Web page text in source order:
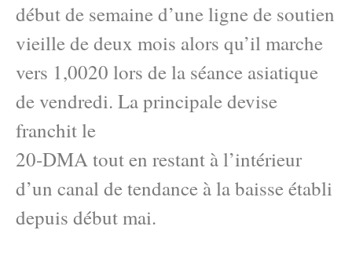
début de semaine d’une ligne de soutien
vieille de deux mois alors qu’il marche
vers 1,0020 lors de la séance asiatique
de vendredi. La principale devise
franchit le
20-DMA tout en restant à l’intérieur
d’un canal de tendance à la baisse établi
depuis début mai.